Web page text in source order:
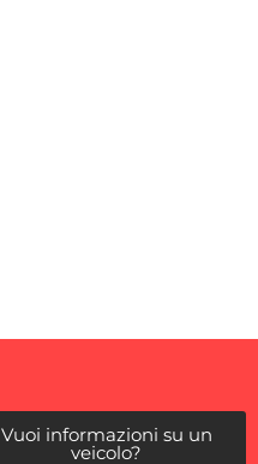
Vuoi informazioni su un
veicolo?